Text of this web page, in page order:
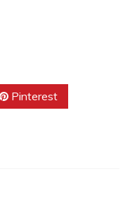
Pinterest